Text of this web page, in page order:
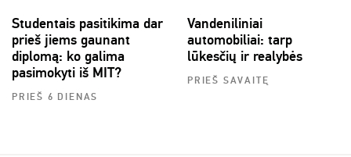
Studentais pasitikima dar
prieš jiems gaunant
diplomą: ko galima
pasimokyti iš MIT?
PRIEŠ 6 DIENAS
Vandeniliniai
automobiliai: tarp
lūkesčių ir realybės
PRIEŠ SAVAITĘ